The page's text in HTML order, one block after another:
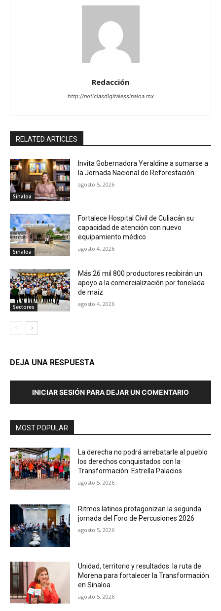
Redacción
http://noticiasdigitalessinaloa.mx
RELATED ARTICLES
Sinaloa
Invita Gobernadora Yeraldine a sumarse a
la Jornada Nacional de Reforestación
agosto 5, 2026
Sinaloa
Fortalece Hospital Civil de Culiacán su
capacidad de atención con nuevo
equipamiento médico
agosto 4, 2026
Sectores
Más 26 mil 800 productores recibirán un
apoyo a la comercialización por tonelada
de maíz
agosto 4, 2026
DEJA UNA RESPUESTA
INICIAR SESIÓN PARA DEJAR UN COMENTARIO
MOST POPULAR
La derecha no podrá arrebatarle al pueblo
los derechos conquistados con la
Transformación: Estrella Palacios
agosto 5, 2026
Ritmos latinos protagonizan la segunda
jornada del Foro de Percusiones 2026
agosto 5, 2026
Unidad, territorio y resultados: la ruta de
Morena para fortalecer la Transformación
en Sinaloa
agosto 5, 2026